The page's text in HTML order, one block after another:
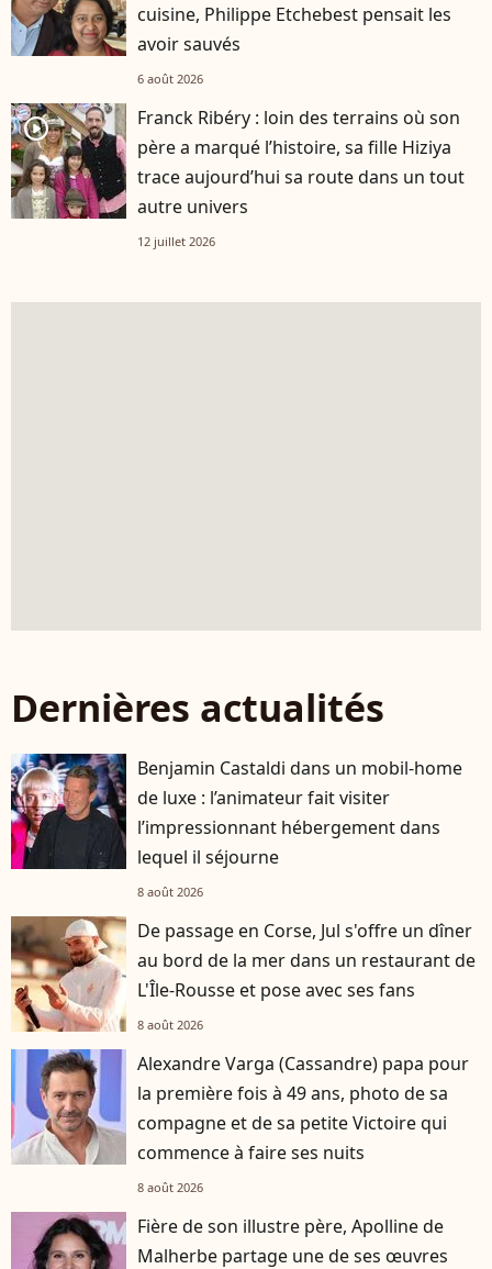
cuisine, Philippe Etchebest pensait les
avoir sauvés
6 août 2026
player2
Franck Ribéry : loin des terrains où son
père a marqué l’histoire, sa fille Hiziya
trace aujourd’hui sa route dans un tout
autre univers
12 juillet 2026
Dernières actualités
Benjamin Castaldi dans un mobil-home
de luxe : l’animateur fait visiter
l’impressionnant hébergement dans
lequel il séjourne
8 août 2026
De passage en Corse, Jul s'offre un dîner
au bord de la mer dans un restaurant de
L'Île-Rousse et pose avec ses fans
8 août 2026
Alexandre Varga (Cassandre) papa pour
la première fois à 49 ans, photo de sa
compagne et de sa petite Victoire qui
commence à faire ses nuits
8 août 2026
Fière de son illustre père, Apolline de
Malherbe partage une de ses œuvres